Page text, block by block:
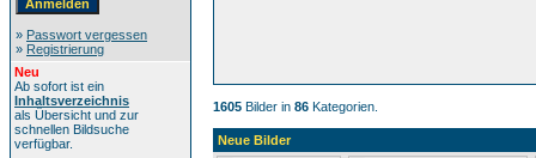
» Passwort vergessen
» Registrierung
Neu
Ab sofort ist ein
Inhaltsverzeichnis
als Übersicht und zur
schnellen Bildsuche
verfügbar.
1605 Bilder in 86 Kategorien.
Neue Bilder